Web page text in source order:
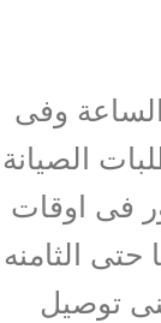
وفى
الصيانة
فى اوقات
الثامنه
توصيل